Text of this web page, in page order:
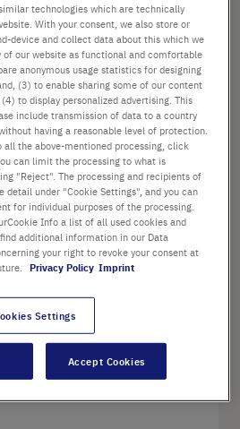
ORDINA PER
di tappi PCR
technologies which are technically
With your consent, we also store or
device and collect data about this which we
our website as functional and comfortable
anonymous usage statistics for designing
(3) to enable sharing some of our content
to display personalized advertising. This
include transmission of data to a country
having a reasonable level of protection.
the above-mentioned processing, click
can limit the processing to what is
"Reject". The processing and recipients of
detail under "Cookie Settings", and you can
for individual purposes of the processing.
Info a list of all used cookies and
additional information in our Data
your right to revoke your consent at
Privacy Policy Imprint
Settings
Accept Cookies